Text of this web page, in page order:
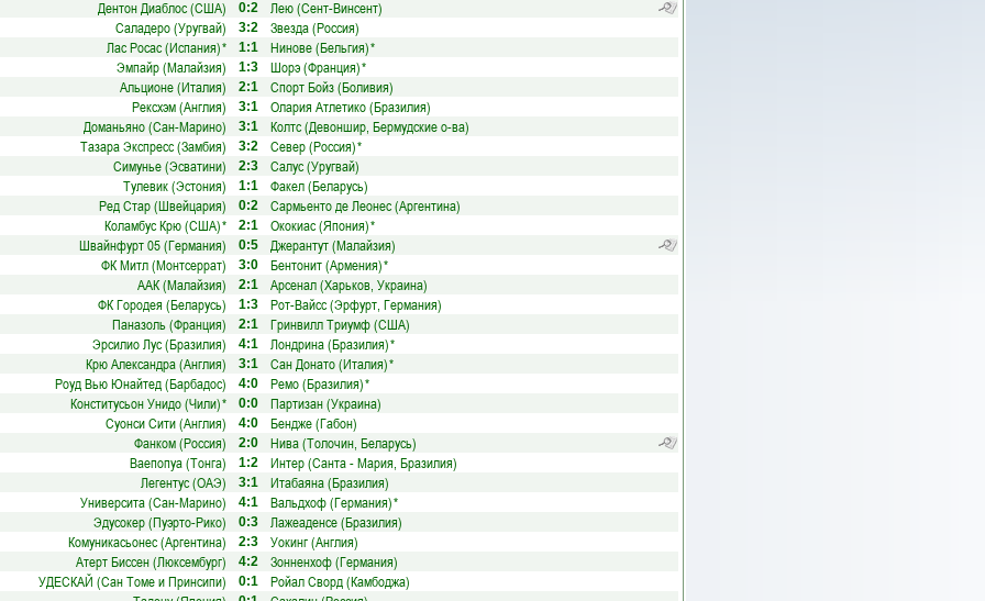
Дентон Диаблос (США)
0:2
Лею (Сент-Винсент)
Саладеро (Уругвай)
3:2
Звезда (Россия)
Лас Росас (Испания)* 1:1 Нинове (Бельгия)*
Эмпайр (Малайзия)
1:3 Шорэ (Франция)*
Альционе (Италия)
2:1
Спорт Бойз (Боливия)
Рексхэм (Англия)
3:1
Олария Атлетико (Бразилия)
Доманьяно (Сан-Марино)
3:1
Колтс (Девоншир, Бермудские о-ва)
Тазара Экспресс (Замбия)
3:2 Север (Россия)*
Симунье (Эсватини)
2:3
Салус (Уругвай)
Тулевик (Эстония)
1:1
Факел (Беларусь)
Ред Стар (Швейцария)
0:2
Сармьенто де Леонес (Аргентина)
Коламбус Крю (США)* 2:1 Ококиас (Япония)*
Швайнфурт 05 (Германия)
0:5
Джерантут (Малайзия)
ФК Митл (Монтсеррат)
3:0 Бентонит (Армения)*
ААК (Малайзия)
2:1
Арсенал (Харьков, Украина)
ФК Городея (Беларусь)
1:3
Рот-Вайсс (Эрфурт, Германия)
Паназоль (Франция)
2:1
Гринвилл Триумф (США)
Эрсилио Лус (Бразилия)
4:1 Лондрина (Бразилия)*
Крю Александра (Англия)
3:1 Сан Донато (Италия)*
Роуд Вью Юнайтед (Барбадос)
4:0 Ремо (Бразилия)*
Конститусьон Унидо (Чили)* 0:0
Партизан (Украина)
Суонси Сити (Англия)
4:0
Бендже (Габон)
Фанком (Россия)
2:0
Нива (Толочин, Беларусь)
Ваепопуа (Тонга)
1:2
Интер (Санта - Мария, Бразилия)
Легентус (ОАЭ)
3:1
Итабаяна (Бразилия)
Университа (Сан-Марино)
4:1 Вальдхоф (Германия)*
Эдусокер (Пуэрто-Рико)
0:3
Лажеаденсе (Бразилия)
Комуникасьонес (Аргентина)
2:3
Уокинг (Англия)
Атерт Биссен (Люксембург)
4:2
Зонненхоф (Германия)
УДЕСКАЙ (Сан Томе и Принсипи)
0:1
Ройал Сворд (Камбоджа)